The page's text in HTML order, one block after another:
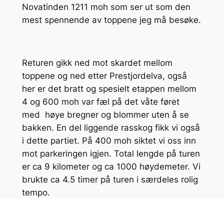
Novatinden 1211 moh som ser ut som den
mest spennende av toppene jeg må besøke.
Returen gikk ned mot skardet mellom
toppene og ned etter Prestjordelva, også
her er det bratt og spesielt etappen mellom
4 og 600 moh var fæl på det våte føret
med høye bregner og blommer uten å se
bakken. En del liggende rasskog fikk vi også
i dette partiet. På 400 moh siktet vi oss inn
mot parkeringen igjen. Total lengde på turen
er ca 9 kilometer og ca 1000 høydemeter. Vi
brukte ca 4.5 timer på turen i særdeles rolig
tempo.